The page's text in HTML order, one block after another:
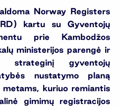
Norway Registers
kartu su Gyventojų
prie Kambodžos
ministerijos parengė ir
strateginį gyventojų
nustatymo planą
kuriuo remiantis
gimimų registracijos